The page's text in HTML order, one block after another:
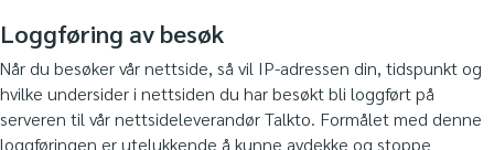
Loggføring av besøk
Når du besøker vår nettside, så vil IP-adressen din, tidspunkt og
hvilke undersider i nettsiden du har besøkt bli loggført på
serveren til vår nettsideleverandør Talkto. Formålet med denne
loggføringen er utelukkende å kunne avdekke og stoppe